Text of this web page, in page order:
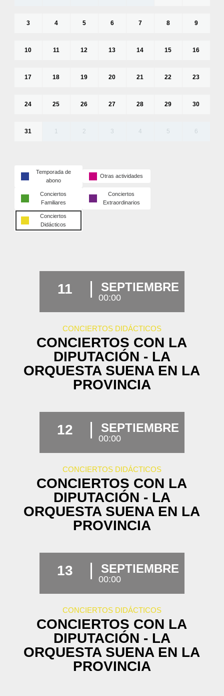
3 4 5 6 7 8 9
10 11 12 13 14 15 16
17 18 19 20 21 22 23
24 25 26 27 28 29 30
31 1 2 3 4 5 6
Temporada de
abono
Otras actividades
Conciertos
Familiares
Conciertos
Extraordinarios
Conciertos
Didácticos
11 SEPTIEMBRE
00:00
CONCIERTOS DIDÁCTICOS
CONCIERTOS CON LA
DIPUTACIÓN - LA
ORQUESTA SUENA EN LA
PROVINCIA
12 SEPTIEMBRE
00:00
CONCIERTOS DIDÁCTICOS
CONCIERTOS CON LA
DIPUTACIÓN - LA
ORQUESTA SUENA EN LA
PROVINCIA
13 SEPTIEMBRE
00:00
CONCIERTOS DIDÁCTICOS
CONCIERTOS CON LA
DIPUTACIÓN - LA
ORQUESTA SUENA EN LA
PROVINCIA